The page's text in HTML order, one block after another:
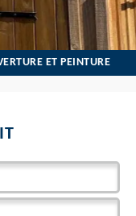
ET PEINTURE